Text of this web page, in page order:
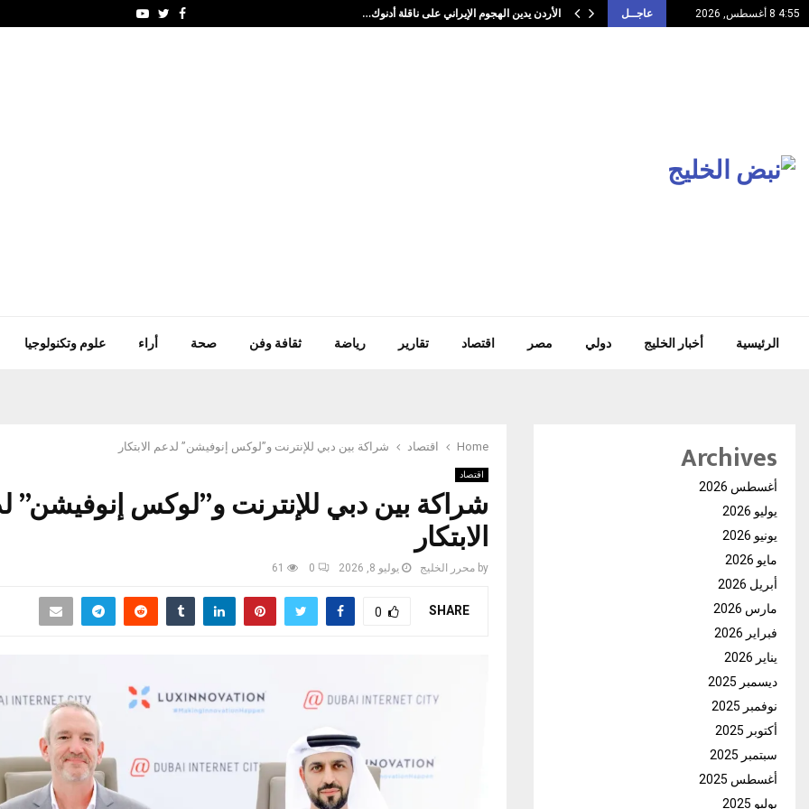
4:55 8 أغسطس, 2026 عاجــل الأردن يدين الهجوم الإيراني على ناقلة أدنوك… Facebook
Twitter
Youtube
الرئيسية أخبار الخليج دولي مصر اقتصاد تقارير رياضة ثقافة وفن صحة أراء علوم وتكنولوجيا
Home اقتصاد شراكة بين دبي للإنترنت و”لوكس إنوفيشن” لدعم الابتكار
اقتصاد
شراكة بين دبي للإنترنت و”لوكس إنوفيشن”
الابتكار
by محرر الخليج يوليو 8, 2026 0
61
SHARE
0
Archives
أغسطس 2026
يوليو 2026
يونيو 2026
مايو 2026
أبريل 2026
مارس 2026
فبراير 2026
يناير 2026
ديسمبر 2025
نوفمبر 2025
أكتوبر 2025
سبتمبر 2025
أغسطس 2025
يوليو 2025